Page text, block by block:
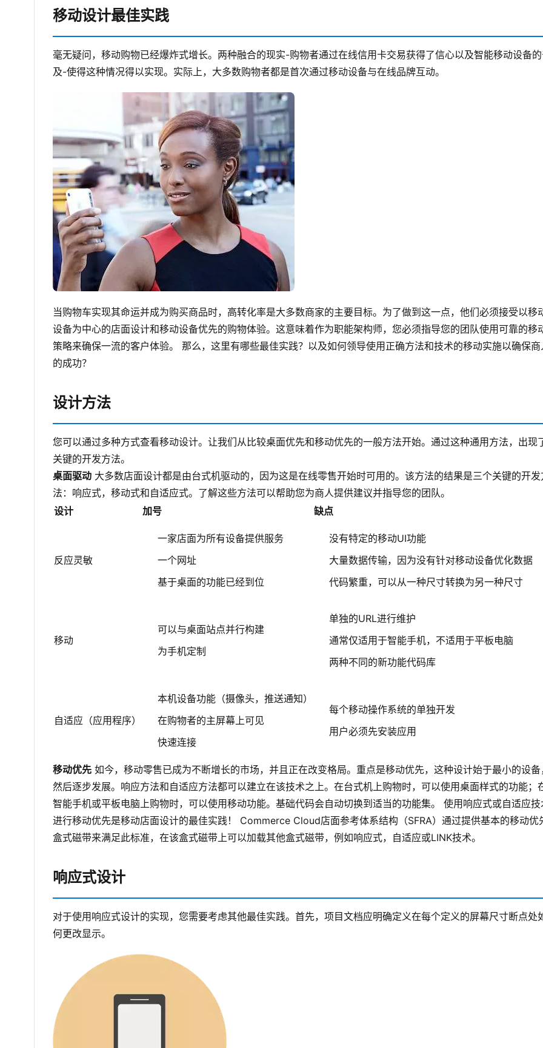
移动设计最佳实践
毫无疑问，移动购物已经爆炸式增长。两种融合的现实-购物者通过在线信用卡交易获得了信心以及智能移动设备
及-使得这种情况得以实现。实际上，大多数购物者都是首次通过移动设备与在线品牌互动。
当购物车实现其命运并成为购买商品时，高转化率是大多数商家的主要目标。为了做到这一点，他们必须接受以移
设备为中心的店面设计和移动设备优先的购物体验。这意味着作为职能架构师，您必须指导您的团队使用可靠的移
策略来确保一流的客户体验。
那么，这里有哪些最佳实践？以及如何领导使用正确方法和技术的移动实施以确保商
的成功？
设计方法
您可以通过多种方式查看移动设计。让我们从比较桌面优先和移动优先的一般方法开始。通过这种通用方法，出现
关键的开发方法。
桌面驱动 大多数店面设计都是由台式机驱动的，因为这是在线零售开始时可用的。该方法的结果是三个关键的开发
法：响应式，移动式和自适应式。了解这些方法可以帮助您为商人提供建议并指导您的团队。
设计
加号 缺点
反应灵敏
一家店面为所有设备提供服务
一个网址
基于桌面的功能已经到位
没有特定的移动UI功能
大量数据传输，因为没有针对移动设备优化数据
代码繁重，可以从一种尺寸转换为另一种尺寸
移动
可以与桌面站点并行构建
为手机定制
单独的URL进行维护
通常仅适用于智能手机，不适用于平板电脑
两种不同的新功能代码库
自适应（应用程序）
本机设备功能（摄像头，推送通知）
在购物者的主屏幕上可见
快速连接
每个移动操作系统的单独开发
用户必须先安装应用
移动优先 如今，移动零售已成为不断增长的市场，并且正在改变格局。重点是移动优先，这种设计始于最小的设备
然后逐步发展。响应方法和自适应方法都可以建立在该技术之上。在台式机上购物时，可以使用桌面样式的功能；
智能手机或平板电脑上购物时，可以使用移动功能。基础代码会自动切换到适当的功能集。
使用响应式或自适应技
进行移动优先是移动店面设计的最佳实践！
Commerce Cloud店面参考体系结构（SFRA）通过提供基本的移动优
盒式磁带来满足此标准，在该盒式磁带上可以加载其他盒式磁带，例如响应式，自适应或LINK技术。
响应式设计
对于使用响应式设计的实现，您需要考虑其他最佳实践。首先，项目文档应明确定义在每个定义的屏幕尺寸断点处
何更改显示。